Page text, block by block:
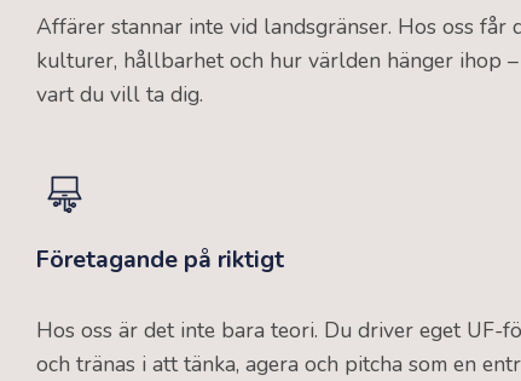
Affärer stannar inte vid landsgränser. Hos oss får
kulturer, hållbarhet och hur världen hänger ihop
vart du vill ta dig.
Företagande på riktigt
Hos oss är det inte bara teori. Du driver eget UF-
och tränas i att tänka, agera och pitcha som en